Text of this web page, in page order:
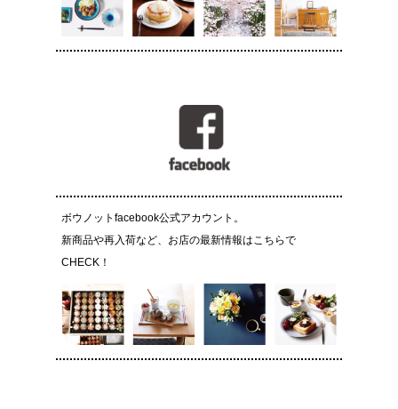
ボウノットfacebook公式アカウント。
新商品や再入荷など、お店の最新情報はこちらで
CHECK！